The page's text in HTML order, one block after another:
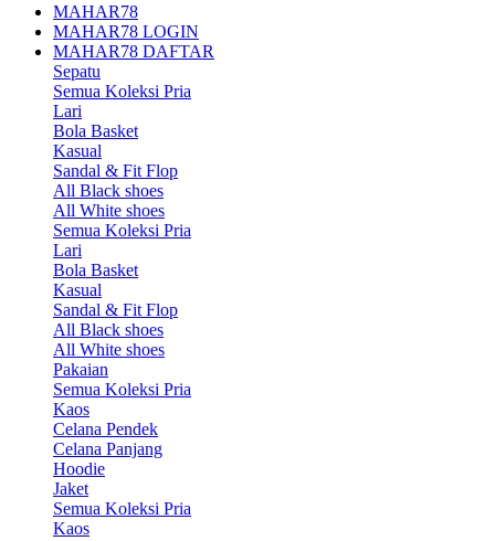
MAHAR78
MAHAR78 LOGIN
MAHAR78 DAFTAR
Sepatu
Semua Koleksi Pria
Lari
Bola Basket
Kasual
Sandal & Fit Flop
All Black shoes
All White shoes
Semua Koleksi Pria
Lari
Bola Basket
Kasual
Sandal & Fit Flop
All Black shoes
All White shoes
Pakaian
Semua Koleksi Pria
Kaos
Celana Pendek
Celana Panjang
Hoodie
Jaket
Semua Koleksi Pria
Kaos